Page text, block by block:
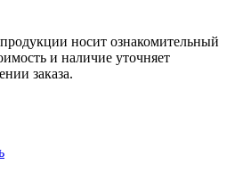
носит ознакомительный
и наличие уточняет
заказа.